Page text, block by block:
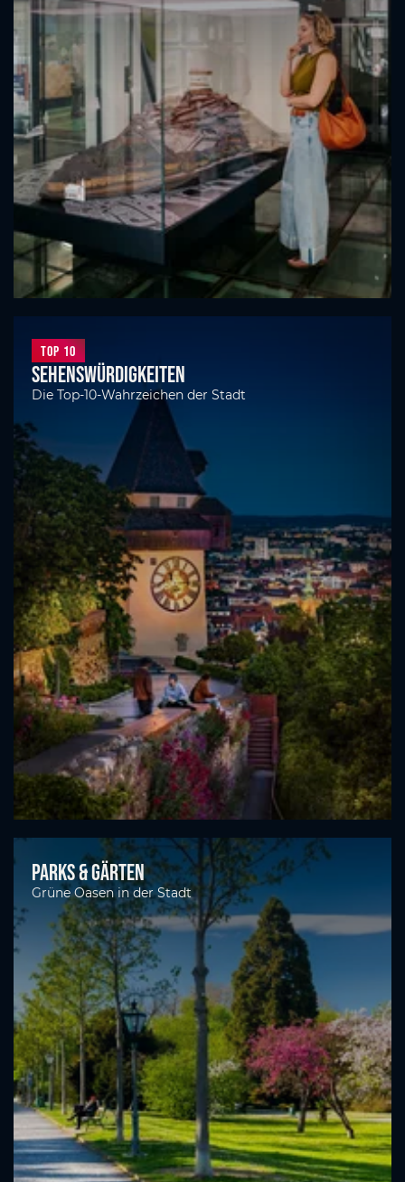
Top 10
Sehenswürdigkeiten
Die Top-10-Wahrzeichen der Stadt
Parks & Gärten
Grüne Oasen in der Stadt